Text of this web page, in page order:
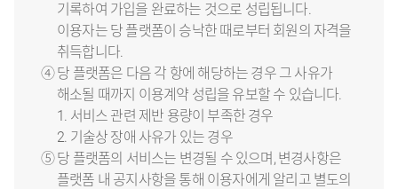
기록하여 가입을 완료하는 것으로 성립됩니다.
이용자는 당 플랫폼이 승낙한 때로부터 회원의 자격을
취득합니다.
④ 당 플랫폼은 다음 각 항에 해당하는 경우 그 사유가
해소될 때까지 이용계약 성립을 유보할 수 있습니다.
1. 서비스 관련 제반 용량이 부족한 경우
2. 기술상 장애 사유가 있는 경우
⑤ 당 플랫폼의 서비스는 변경될 수 있으며, 변경사항은
플랫폼 내 공지사항을 통해 이용자에게 알리고 별도의